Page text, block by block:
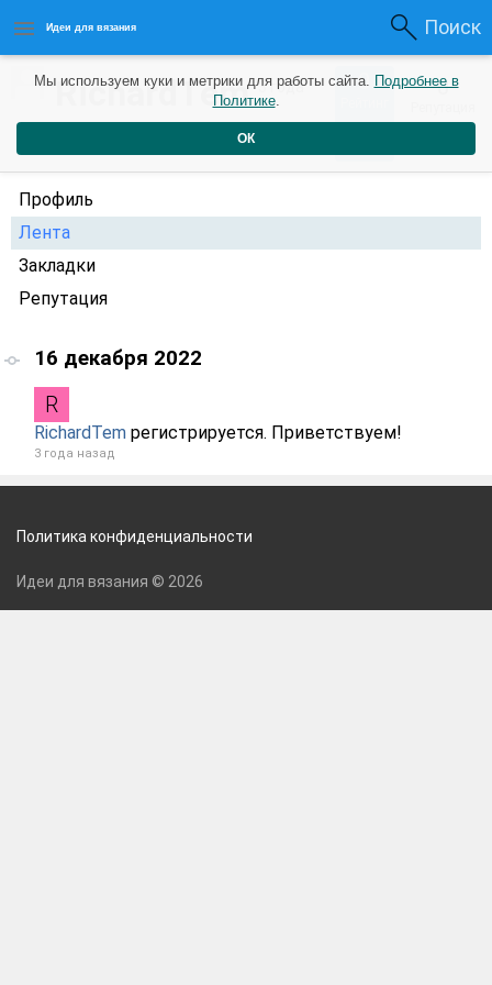
Идеи для вязания Поиск
RichardTem3 года 0 0
Профиль
Лента
Закладки
Репутация
16 декабря 2022
RichardTem регистрируется. Приветствуем!
3 года назад
Мы используем куки и метрики для работы сайта. Подробнее в
Политике.
ОК
Политика конфиденциальности
Идеи для вязания © 2026